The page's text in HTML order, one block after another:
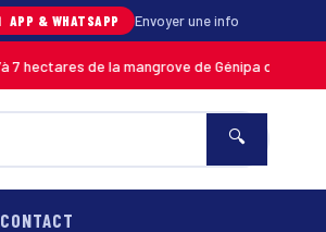
APP & WHATSAPP Envoyer une info
de la mangrove de Génipa détruits, le feu
🔍
CONTACT